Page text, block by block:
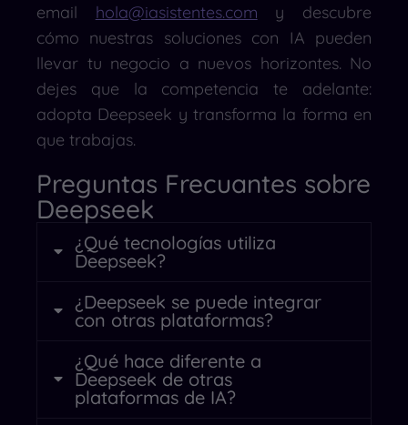
email hola@iasistentes.com y descubre
cómo nuestras soluciones con IA pueden
llevar tu negocio a nuevos horizontes. No
dejes que la competencia te adelante:
adopta Deepseek y transforma la forma en
que trabajas.
Preguntas Frecuantes sobre
Deepseek
¿Qué tecnologías utiliza
Deepseek?
¿Deepseek se puede integrar
con otras plataformas?
¿Qué hace diferente a
Deepseek de otras
plataformas de IA?